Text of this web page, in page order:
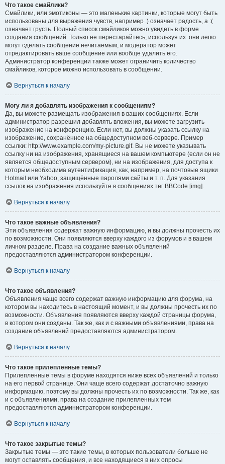
Что такое смайлики?
Смайлики, или эмотиконы — это маленькие картинки, которые могут быть
использованы для выражения чувств, например :) означает радость, а :(
означает грусть. Полный список смайликов можно увидеть в форме
создания сообщений. Только не перестарайтесь, используя их: они легко
могут сделать сообщение нечитаемым, и модератор может
отредактировать ваше сообщение или вообще удалить его.
Администратор конференции также может ограничить количество
смайликов, которое можно использовать в сообщении.
Вернуться к началу
Могу ли я добавлять изображения к сообщениям?
Да, вы можете размещать изображения в ваших сообщениях. Если
администратор разрешил добавлять вложения, вы можете загрузить
изображение на конференцию. Если нет, вы должны указать ссылку на
изображение, сохранённое на общедоступном веб-сервере. Пример
ссылки: http://www.example.com/my-picture.gif. Вы не можете указывать
ссылку ни на изображения, хранящиеся на вашем компьютере (если он не
является общедоступным сервером), ни на изображения, для доступа к
которым необходима аутентификация, как, например, на почтовые ящики
Hotmail или Yahoo, защищённые паролями сайты и т. п. Для указания
ссылок на изображения используйте в сообщениях тег BBCode [img].
Вернуться к началу
Что такое важные объявления?
Эти объявления содержат важную информацию, и вы должны прочесть их
по возможности. Они появляются вверху каждого из форумов и в вашем
личном разделе. Права на создание важных объявлений
предоставляются администратором конференции.
Вернуться к началу
Что такое объявления?
Объявления чаще всего содержат важную информацию для форума, на
котором вы находитесь в настоящий момент, и вы должны прочесть их по
возможности. Объявления появляются вверху каждой страницы форума,
в котором они созданы. Так же, как и с важными объявлениями, права на
создание объявлений предоставляются администратором.
Вернуться к началу
Что такое прилепленные темы?
Прилепленные темы в форуме находятся ниже всех объявлений и только
на его первой странице. Они чаще всего содержат достаточно важную
информацию, поэтому вы должны прочесть их по возможности. Так же, как
и с объявлениями, права на создание прилепленных тем
предоставляются администратором конференции.
Вернуться к началу
Что такое закрытые темы?
Закрытые темы — это такие темы, в которых пользователи больше не
могут оставлять сообщения, и все находящиеся в них опросы